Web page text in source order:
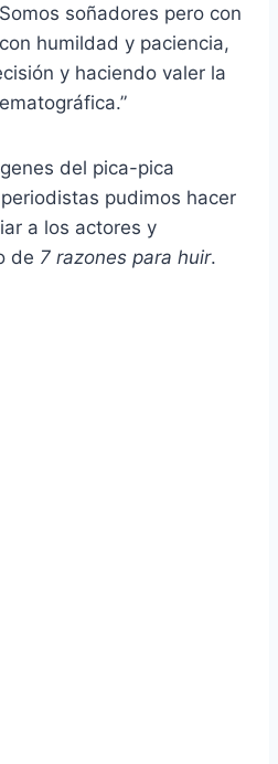
soñadores pero con
humildad y paciencia,
y haciendo valer la
del pica-pica
pudimos hacer
a los actores y
de 7 razones para huir.